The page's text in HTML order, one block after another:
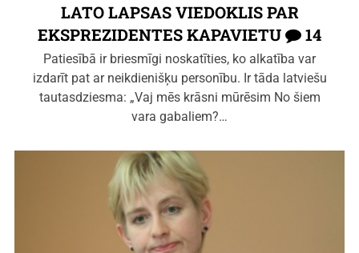
LATO LAPSAS VIEDOKLIS PAR
EKSPREZIDENTES KAPAVIETU
14
Patiesībā ir briesmīgi noskatīties, ko alkatība var
izdarīt pat ar neikdienišķu personību. Ir tāda latviešu
tautasdziesma: „Vaj mēs krāsni mūrēsim No šiem
vara gabaliem?…